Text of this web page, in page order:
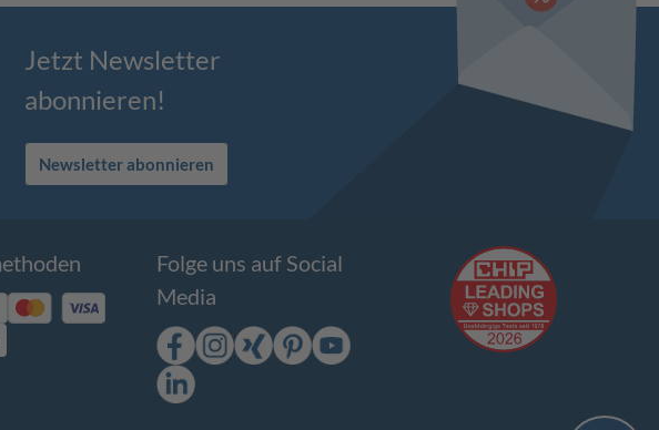
Jetzt Newsletter
abonnieren!
Newsletter abonnieren
Folge uns auf Social
Media